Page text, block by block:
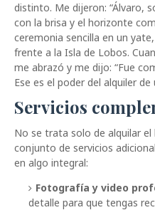
distinto. Me dijeron: “Álvaro,
con la brisa y el horizonte
ceremonia sencilla en un
frente a la Isla de Lobos.
me abrazó y me dijo: “Fue
Ese es el poder del alquiler
Servicios
No se trata solo de alquilar
conjunto de servicios
en algo integral:
Fotografía y video
detalle para que tengas